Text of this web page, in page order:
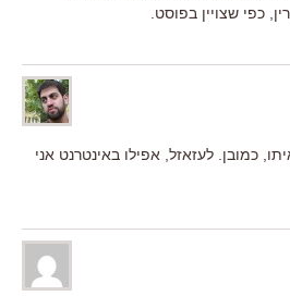
כפי שצויין בפוסט.
כמובן. לעזאזל, אפילו באינטרנט אני